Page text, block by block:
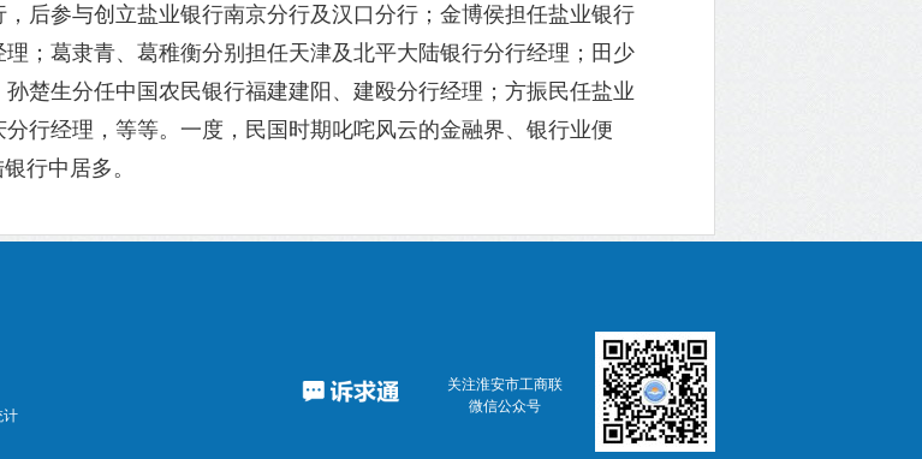
后参与创立盐业银行南京分行及汉口分行；金博侯担任盐业银行
；葛隶青、葛稚衡分别担任天津及北平大陆银行分行经理；田少
楚生分任中国农民银行福建建阳、建殴分行经理；方振民任盐业
行经理，等等。一度，民国时期叱咤风云的金融界、银行业便
行中居多。
计
关注淮安市工商联
微信公众号